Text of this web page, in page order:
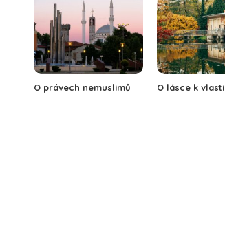
O právech nemuslimů O lásce k vlasti